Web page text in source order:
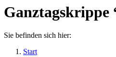
Ganztagskrippe
Sie befinden sich hier:
Start